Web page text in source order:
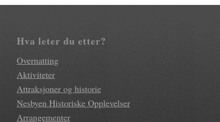
Hva leter du etter?
Overnatting
Aktiviteter
Attraksjoner og historie
Nesbyen Historiske Opplevelser
Arrangementer